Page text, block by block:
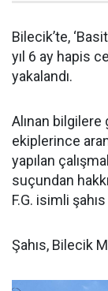
Bilecik’te,
yıl 6 ay hapis
yakalandı.
Alınan bilgilere
ekiplerince
yapılan
suçundan
F.G. isimli
Şahıs, Bilecik